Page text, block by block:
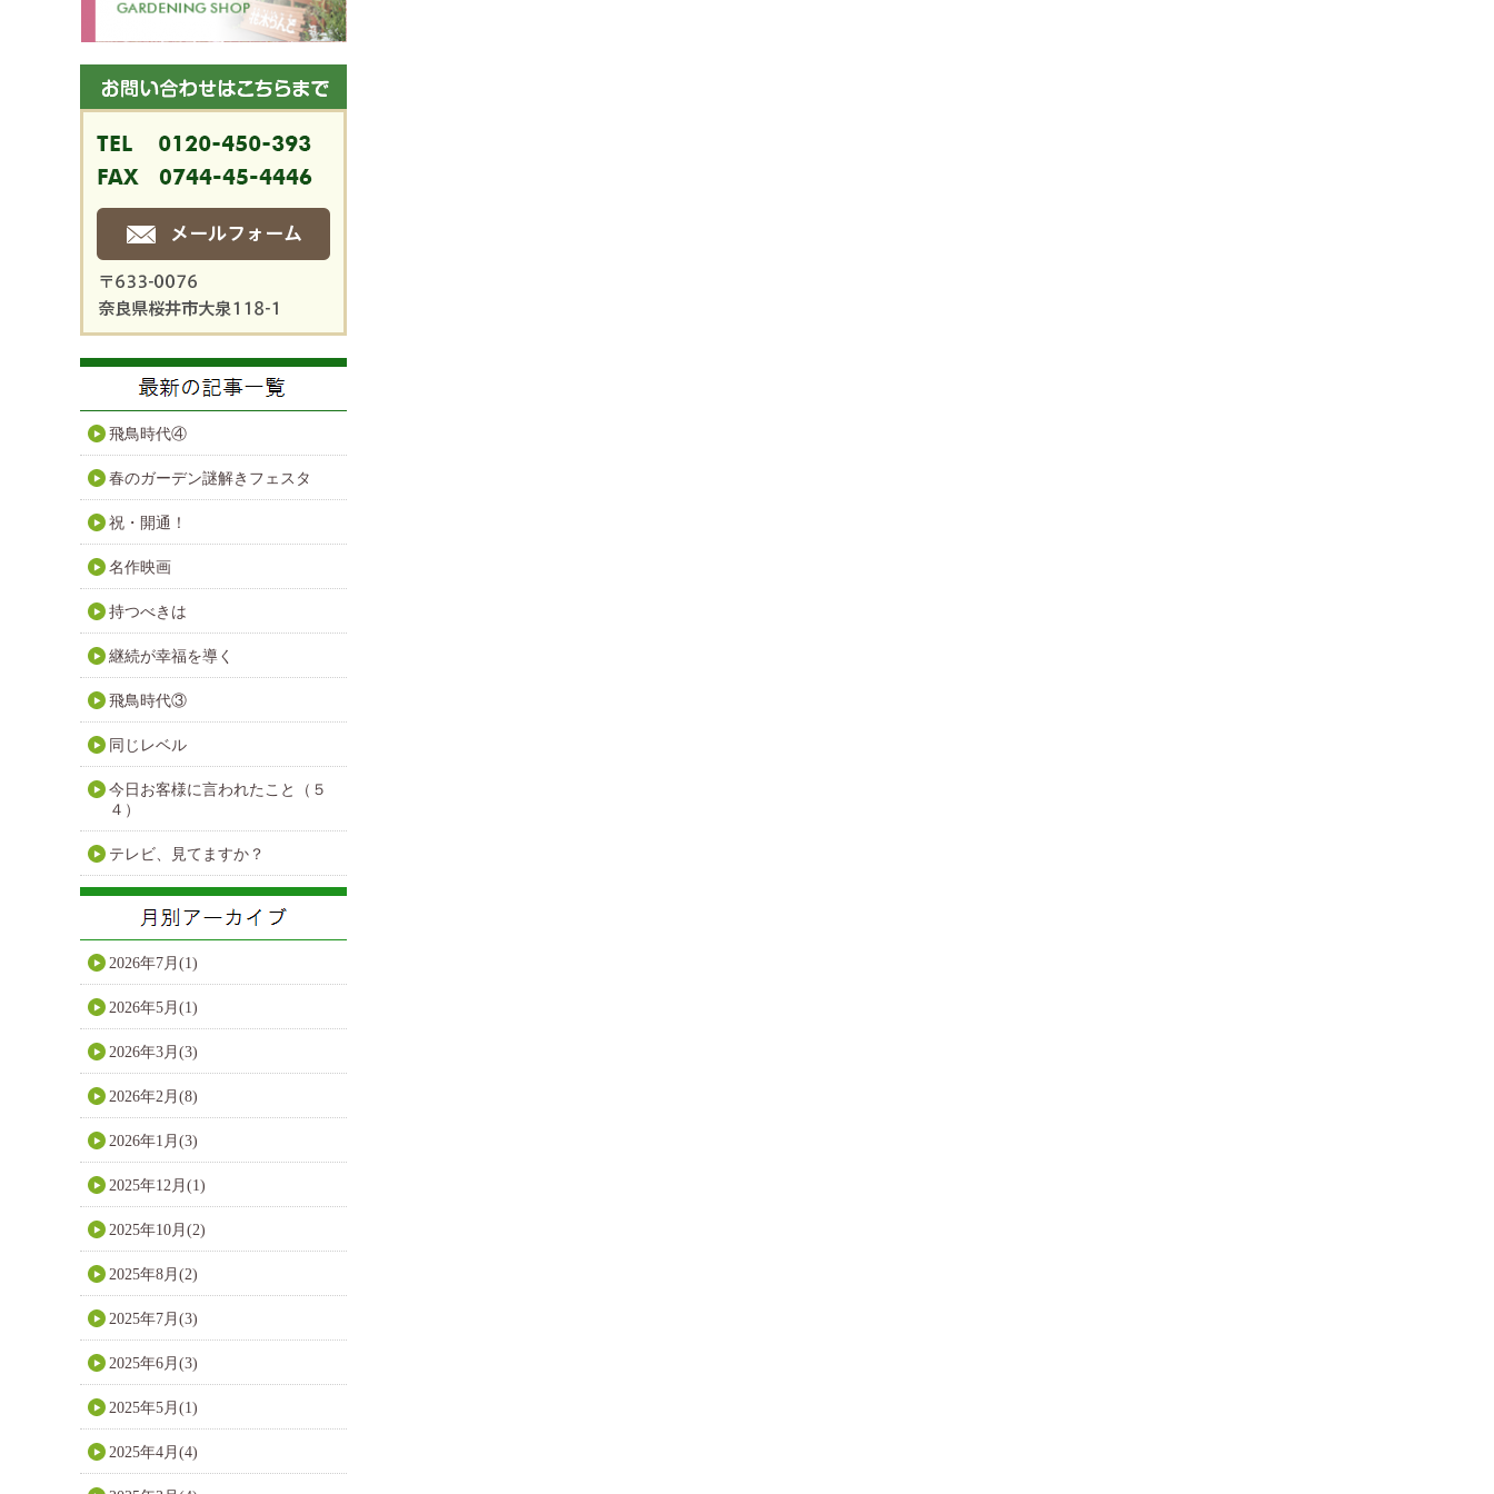
飛鳥時代④
春のガーデン謎解きフェスタ
祝・開通！
名作映画
持つべきは
継続が幸福を導く
飛鳥時代③
同じレベル
今日お客様に言われたこと（５
４）
テレビ、見てますか？
2026年7月(1)
2026年5月(1)
2026年3月(3)
2026年2月(8)
2026年1月(3)
2025年12月(1)
2025年10月(2)
2025年8月(2)
2025年7月(3)
2025年6月(3)
2025年5月(1)
2025年4月(4)